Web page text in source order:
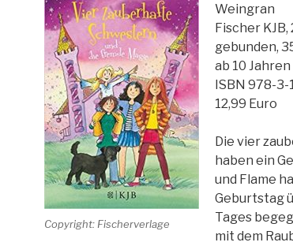
Copyright: Fischerverlage
Weingran
Fischer KJB,
gebunden,
ab 10 Jahren
ISBN 978-3-
12,99 Euro
Die vier
haben ein
und Flame
Geburtstag
Tages
mit dem